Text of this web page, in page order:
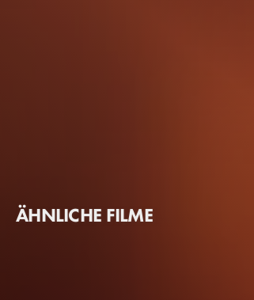
ÄHNLICHE FILME